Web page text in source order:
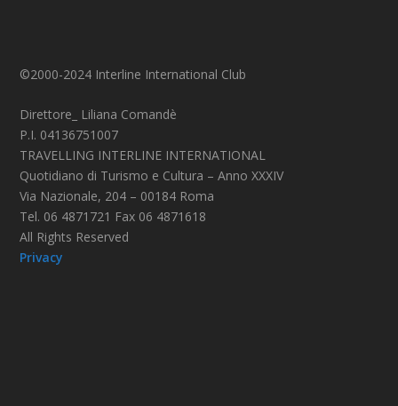
©2000-2024 Interline International Club
Direttore_ Liliana Comandè
P.I. 04136751007
TRAVELLING INTERLINE INTERNATIONAL
Quotidiano di Turismo e Cultura – Anno XXXIV
Via Nazionale, 204 – 00184 Roma
Tel. 06 4871721 Fax 06 4871618
All Rights Reserved
Privacy